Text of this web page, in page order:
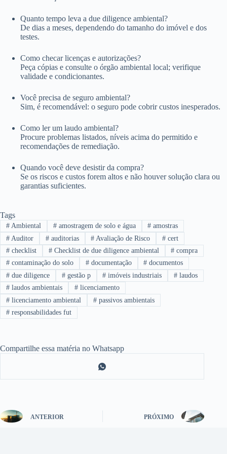
Quanto tempo leva a due diligence ambiental?
De dias a meses, dependendo do tamanho do imóvel e dos
testes.
Como checar licenças e autorizações?
Peça cópias e consulte o órgão ambiental local; verifique
validade e condicionantes.
Você precisa de seguro ambiental?
Sim, é recomendável: o seguro pode cobrir custos inesperados.
Como ler um laudo ambiental?
Procure problemas listados, níveis acima do permitido e
recomendações de remediação.
Quando você deve desistir da compra?
Se os riscos e custos forem altos e não houver solução clara ou
garantias suficientes.
Tags
#Ambiental #amostragem de solo e água # amostras
#Auditor #auditorias # Avaliação de Risco # cert
#checklist #Checklist de due diligence ambiental # compra
#contaminação do solo #documentação # documentos
#due diligence #gestão p # imóveis industriais # laudos
#laudos ambientais #licenciamento
#licenciamento ambiental #passivos ambientais
#responsabilidades fut
Compartilhe essa matéria no Whatsapp
ANTERIOR PRÓXIMO